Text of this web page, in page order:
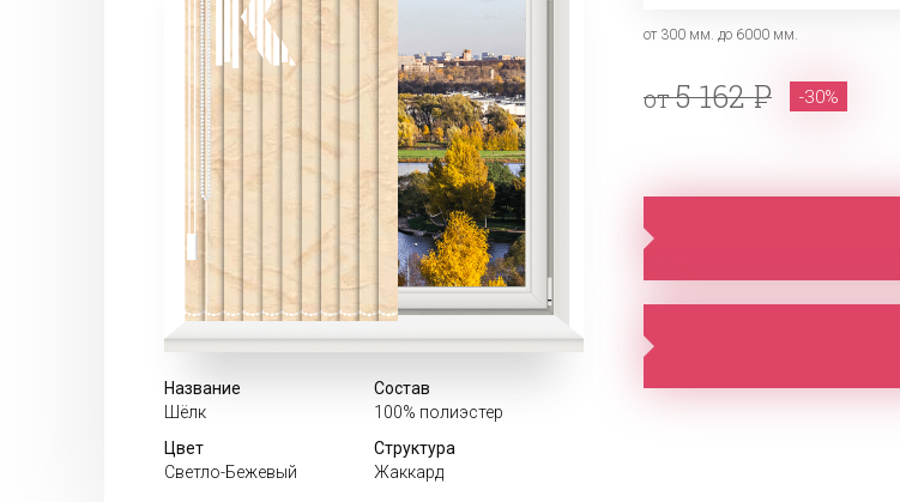
Название
Шёлк
Состав
100% полиэстер
Цвет
Светло-Бежевый
Структура
Жаккард
от 300 мм. до 6000 мм.
от5 162 -30%